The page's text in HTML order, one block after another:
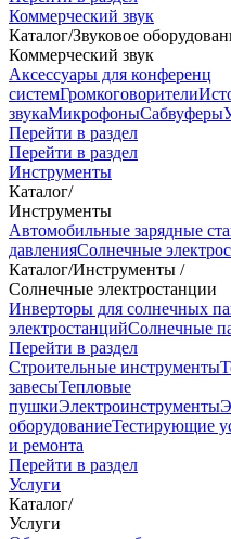
Коммерческий звук
Каталог/Звуковое
Коммерческий звук
Аксессуары для конференц
системГромкоговорители
звукаМикрофоныСабвуферы
Перейти в раздел
Перейти в раздел
Инструменты
Каталог/
Инструменты
Автомобильные зарядные
давленияСолнечные
Каталог/Инструменты /
Солнечные электростанции
Инверторы для солнечных
электростанцийСолнечные
Перейти в раздел
Строительные инструменты
завесыТепловые
пушкиЭлектроинструменты
оборудованиеТестирующие
и ремонта
Перейти в раздел
Услуги
Каталог/
Услуги